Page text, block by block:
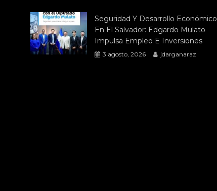
Seguridad Y Desarrollo Económico
En El Salvador: Edgardo Mulato
Impulsa Empleo E Inversiones
3 agosto, 2026 jdarganaraz